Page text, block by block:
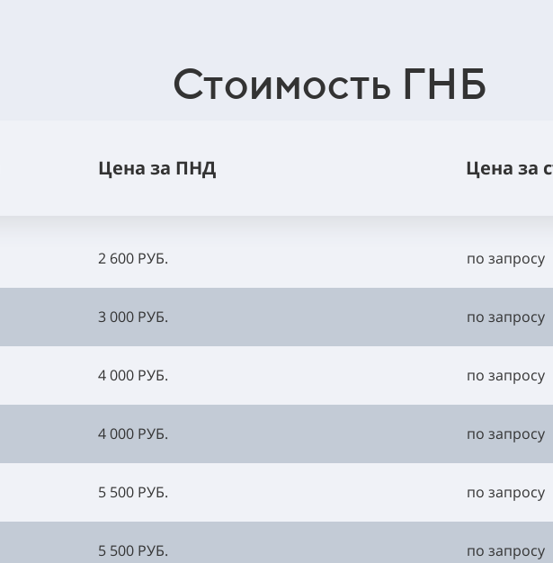
Стоимость ГНБ
Цена за ПНД Цена за
2 600 РУБ. по запросу
3 000 РУБ. по запросу
4 000 РУБ. по запросу
4 000 РУБ. по запросу
5 500 РУБ. по запросу
5 500 РУБ. по запросу